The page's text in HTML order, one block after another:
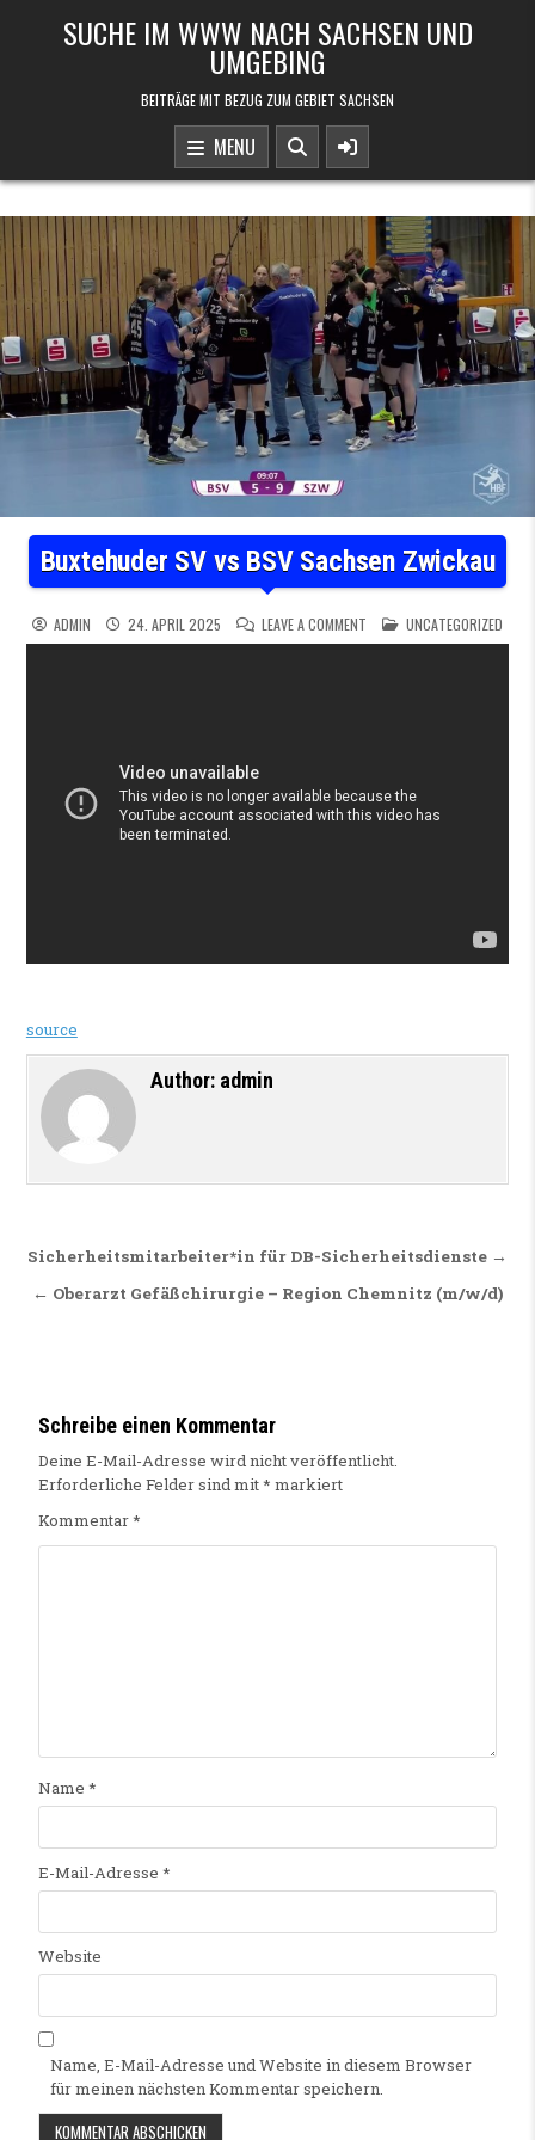
SUCHE IM WWW NACH SACHSEN UND
UMGEBING
BEITRÄGE MIT BEZUG ZUM GEBIET SACHSEN
MENU
Buxtehuder SV vs BSV Sachsen Zwickau
ADMIN 24. APRIL 2025 LEAVE A COMMENT ON BUXTEHUDER SV VS
POSTED IN
UNCATEGORIZED
source
Author: admin
Beitragsnavigation
Sicherheitsmitarbeiter*in für DB-Sicherheitsdienste →
← Oberarzt Gefäßchirurgie – Region Chemnitz (m/w/d)
Schreibe einen Kommentar
Deine E-Mail-Adresse wird nicht veröffentlicht.
Erforderliche Felder sind mit* markiert
Kommentar*
Name *
E-Mail-Adresse *
Website
Name, E-Mail-Adresse und Website in diesem Browser
für meinen nächsten Kommentar speichern.